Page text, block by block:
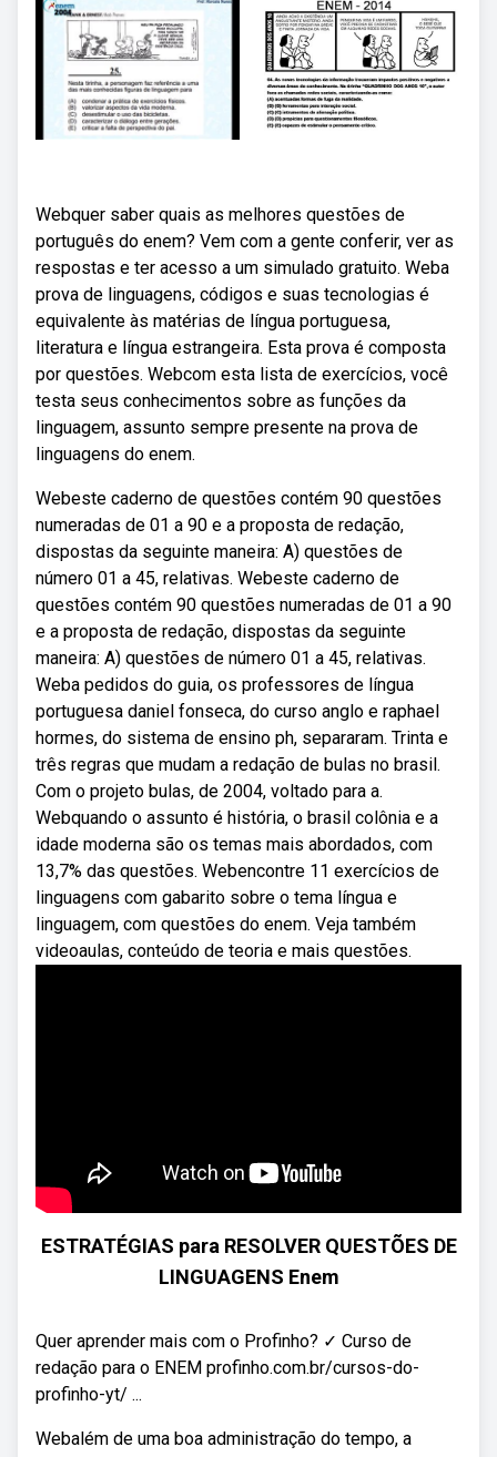
Webquer saber quais as melhores questões de
português do enem? Vem com a gente conferir, ver as
respostas e ter acesso a um simulado gratuito. Weba
prova de linguagens, códigos e suas tecnologias é
equivalente às matérias de língua portuguesa,
literatura e língua estrangeira. Esta prova é composta
por questões. Webcom esta lista de exercícios, você
testa seus conhecimentos sobre as funções da
linguagem, assunto sempre presente na prova de
linguagens do enem.
Webeste caderno de questões contém 90 questões
numeradas de 01 a 90 e a proposta de redação,
dispostas da seguinte maneira: A) questões de
número 01 a 45, relativas. Webeste caderno de
questões contém 90 questões numeradas de 01 a 90
e a proposta de redação, dispostas da seguinte
maneira: A) questões de número 01 a 45, relativas.
Weba pedidos do guia, os professores de língua
portuguesa daniel fonseca, do curso anglo e raphael
hormes, do sistema de ensino ph, separaram. Trinta e
três regras que mudam a redação de bulas no brasil.
Com o projeto bulas, de 2004, voltado para a.
Webquando o assunto é história, o brasil colônia e a
idade moderna são os temas mais abordados, com
13,7% das questões. Webencontre 11 exercícios de
linguagens com gabarito sobre o tema língua e
linguagem, com questões do enem. Veja também
videoaulas, conteúdo de teoria e mais questões.
ESTRATÉGIAS para RESOLVER QUESTÕES DE
LINGUAGENS Enem
Quer aprender mais com o Profinho? ✓ Curso de
redação para o ENEM profinho.com.br/cursos-do-
profinho-yt/ ...
Webalém de uma boa administração do tempo, a